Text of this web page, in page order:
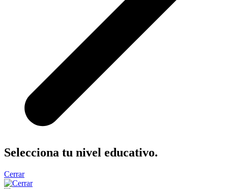
Selecciona tu nivel educativo.
Cerrar